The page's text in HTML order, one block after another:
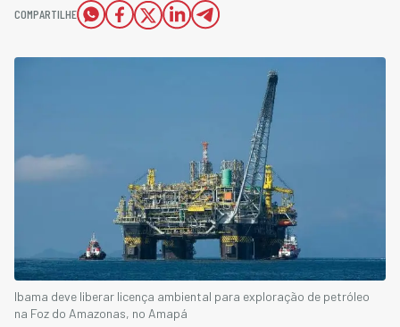
COMPARTILHE
Ibama deve liberar licença ambiental para exploração de petróleo
na Foz do Amazonas, no Amapá